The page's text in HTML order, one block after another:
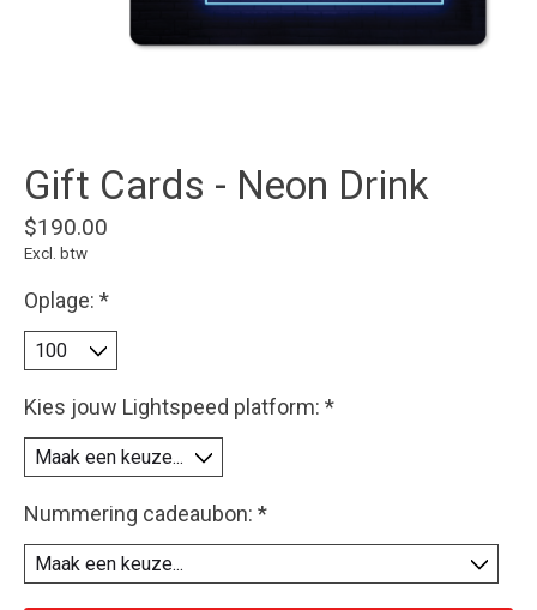
Gift Cards - Neon Drink
$190.00
Excl. btw
Oplage: *
Kies jouw Lightspeed platform: *
Nummering cadeaubon: *